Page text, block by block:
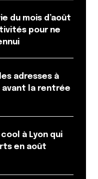
du mois d’août
pour ne
adresses à
avant la rentrée
à Lyon qui
en août